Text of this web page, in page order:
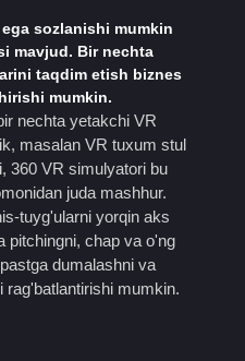
sozlanishi mumkin
mavjud. Bir nechta
taqdim etish biznes
mumkin.
nechta yetakchi VR
masalan VR tuxum stul
360 VR simulyatoribu
juda mashhur.
tuyg'ularni yorqin aks
pitchingni, chap va o'ng
dumalashni va
rag'batlantirishi mumkin.